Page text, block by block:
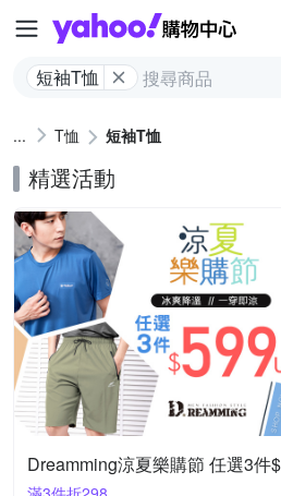
短袖T恤
T恤 短袖T恤
精選活動
Dreamming涼夏樂購節 任選3件